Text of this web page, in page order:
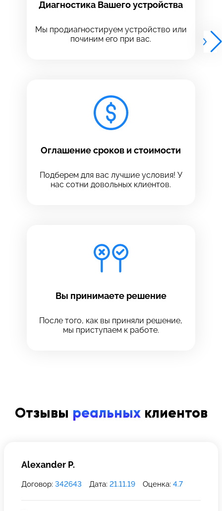
Диагностика Вашего устройства
Мы продиагностируем устройство или
починим его при вас.
Оглашение сроков и стоимости
Подберем для вас лучшие условия! У
нас сотни довольных клиентов.
Вы принимаете решение
После того, как вы приняли решение,
мы приступаем к работе.
Отзывы реальныхклиентов
Alexander P.
Договор: 342643 Дата: 21.11.19 Оценка: 4.7
Выберите адрес сервиса, в который хотите
Выберите адрес сервиса, в который хотите